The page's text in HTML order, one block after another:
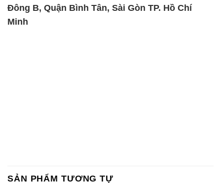
Đông B, Quận Bình Tân, Sài Gòn TP. Hồ Chí
Minh
SẢN PHẨM TƯƠNG TỰ